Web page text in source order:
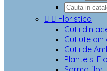
  Floristica
Cutii din
Cutiute
Cutii de
Plante si
Sarma